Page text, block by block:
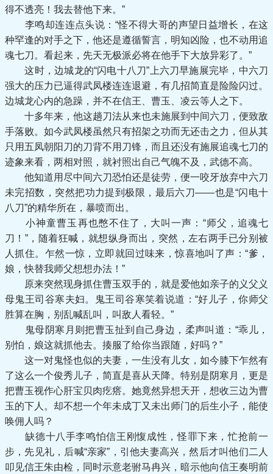
得不透亮！我去替他下来。”
李鸣却连连点头说：“怪不得大哥的声望日益增长，在这
种罕逢的对手之下，他还是遵循誓言，明知凶险，也不动用追
魂七刀。看起来，先天无极派必将在他手下大放异彩了。”
这时，边城龙的“闪电十八刀”上六刀早施展完毕，中六刀
强大的压力已逼得武凤楼连连退避，有几招简直是险险闪过。
边城龙心内的急躁，并不在信王、曹玉、凌云等人之下。
十多年来，他这趟刀法从来也未施展到中间六刀，便致敌
手落败。如今武凤楼虽然只有招架之功而无还击之力，但从其
只用五凤朝阳刀的刀背不用刀锋，而且还没有施展追魂七刀的
迹象来看，两相对照，就衬照出自己气魄不及，武德不高。
他知道用尽中间六刀恐怕还是徒劳，便一咬牙放弃中六刀
未完招数，突然把功力提到极限，最后六刀——也是“闪电十
八刀”的精华所在，暴喷而出。
小神童曹玉再也憋不住了，大叫一声：“师父，追魂七
刀！”，随着狂喊，就想纵身而出，突然，左右两手已分别被
人抓住。乍然一惊，立即就回过味来，惊喜地叫了声：“爹，
娘，快替我师父想想办法！”
原来突然现身抓住曹玉双手的，就是爱他如亲子的义父义
母鬼王司谷寒夫妇。鬼王司谷寒笑着说道：“好儿子，你师父
胜算在胸，别乱喊乱叫，叫敌人看轻。”
鬼母阴寒月则把曹玉扯到自己身边，柔声叫道：“乖儿，
别怕，娘这就抓他去。揍服了给你当跟随，好吗？”
这一对鬼怪也似的夫妻，一生没有儿女，如今膝下乍然有
了这么一个俊秀儿子，简直是喜从天降。特别是阴寒月，更是
把曹玉视作心肝宝贝肉疙瘩。她竟然异想天开，想收三边为曹
玉的下人。却不想一个年未成丁又未出师门的后生小子，能使
唤佣人吗？
缺德十八手李鸣怕信王刚愎成性，怪罪下来，忙抢前一
步，先见礼，后喊“亲家”，引他夫妻高兴，然后才叫他们二人
叩见信王朱由检，同时示意老驸马冉兴，暗示他向信王奏明前